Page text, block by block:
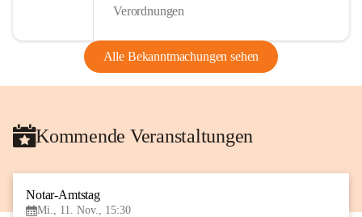
Verordnungen
Alle Bekanntmachungen sehen
Kommende Veranstaltungen
Notar-Amtstag
Mi., 11. Nov., 15:30